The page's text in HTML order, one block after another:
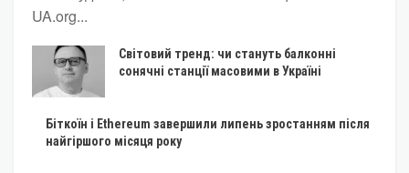
UA.org...
Світовий тренд: чи стануть балконні
сонячні станції масовими в Україні
Біткоїн і Ethereum завершили липень зростанням після
найгіршого місяця року